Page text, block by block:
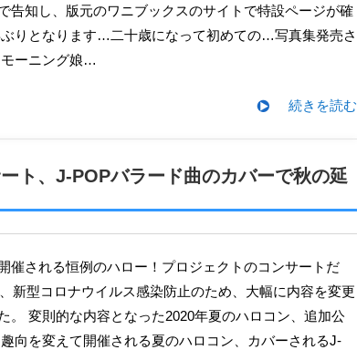
告知し、版元のワニブックスのサイトで特設ページが確
りとなります…二十歳になって初めての…写真集発売さ
ーニング娘…
続きを読む
ト、J-POPバラード曲のカバーで秋の延
新型コロナウイルス感染防止のため、大幅に内容を変更
。 変則的な内容となった2020年夏のハロコン、追加公
向を変えて開催される夏のハロコン、カバーされるJ-